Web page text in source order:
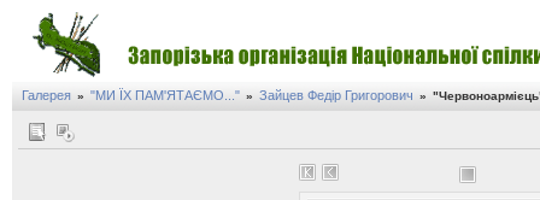
Галерея » "МИ ЇХ ПАМ'ЯТАЄМО..." » Зайцев Федір Григорович »